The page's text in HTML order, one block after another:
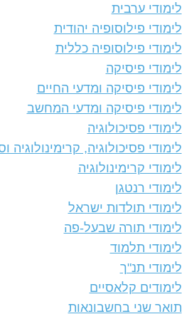
לימודי ערבית
לימודי פילוסופיה יהודית
לימודי פילוסופיה כללית
לימודי פיסיקה
לימודי פיסיקה ומדעי החיים
לימודי פיסיקה ומדעי המחשב
לימודי פסיכולוגיה
לימודי פסיכולוגיה, קרימינולוגיה
לימודי קרימינולוגיה
לימודי רנטגן
לימודי תולדות ישראל
לימודי תורה שבעל-פה
לימודי תלמוד
לימודי תנ"ך
לימודים קלאסיים
תואר שני בחשבונאות